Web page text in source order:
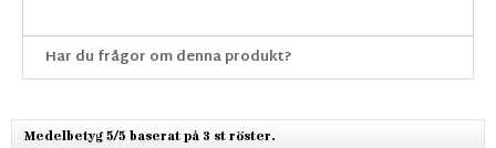
Har du frågor om denna produkt?
Medelbetyg 5/5 baserat på 3 st röster.